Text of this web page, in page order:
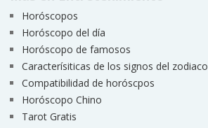
Horóscopos
Horóscopo del día
Horóscopo de famosos
Caracterísiticas de los signos del zodiaco
Compatibilidad de horóscpos
Horóscopo Chino
Tarot Gratis